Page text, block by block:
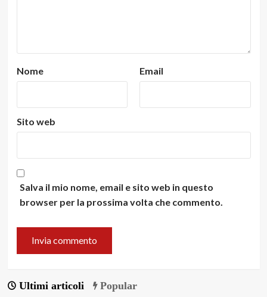
Nome Email
Sito web
Salva il mio nome, email e sito web in questo
browser per la prossima volta che commento.
Ultimi articoli Popular